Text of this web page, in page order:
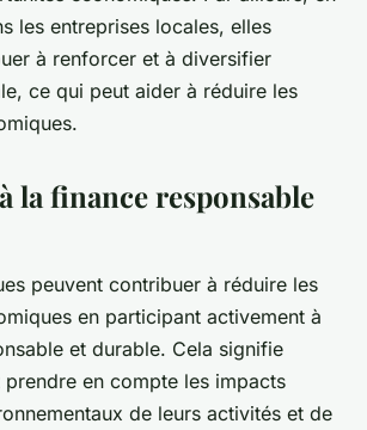
les entreprises locales, elles
à renforcer et à diversifier
ce qui peut aider à réduire les
la finance responsable
peuvent contribuer à réduire les
en participant activement à
et durable. Cela signifie
prendre en compte les impacts
de leurs activités et de